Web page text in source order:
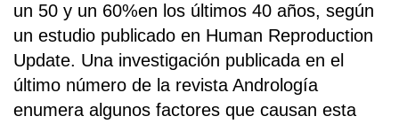
un 50 y un 60%en los últimos 40 años, según
un estudio publicado en Human Reproduction
Update. Una investigación publicada en el
último número de la revista Andrología
enumera algunos factores que causan esta